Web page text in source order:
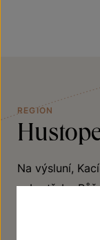
REGION
Na výsluní,
nebo třeba
jejich názvy